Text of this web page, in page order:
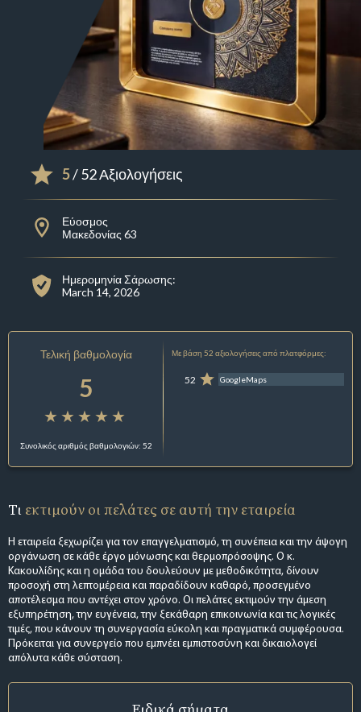
5/ 52 Αξιολογήσεις
Εύοσμος
Μακεδονίας 63
Ημερομηνία Σάρωσης:
March 14, 2026
Τελική βαθμολογία
5
Συνολικός αριθμός βαθμολογιών: 52
Με βάση 52 αξιολογήσεις από πλατφόρμες:
52 GoogleMaps
Τι εκτιμούν οι πελάτες σε αυτή την εταιρεία
Η εταιρεία ξεχωρίζει για τον επαγγελματισμό, τη συνέπεια και την άψογη
οργάνωση σε κάθε έργο μόνωσης και θερμοπρόσοψης. Ο κ.
Κακουλίδης και η ομάδα του δουλεύουν με μεθοδικότητα, δίνουν
προσοχή στη λεπτομέρεια και παραδίδουν καθαρό, προσεγμένο
αποτέλεσμα που αντέχει στον χρόνο. Οι πελάτες εκτιμούν την άμεση
εξυπηρέτηση, την ευγένεια, την ξεκάθαρη επικοινωνία και τις λογικές
τιμές, που κάνουν τη συνεργασία εύκολη και πραγματικά συμφέρουσα.
Πρόκειται για συνεργείο που εμπνέει εμπιστοσύνη και δικαιολογεί
απόλυτα κάθε σύσταση.